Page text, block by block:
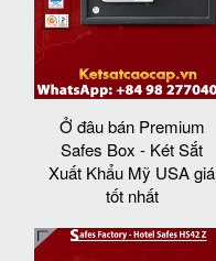
Ở đâu bán Premium
Safes Box - Két Sắt
Xuất Khẩu Mỹ USA giá
tốt nhất